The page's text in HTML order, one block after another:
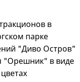
в
парке
"Диво Остров"
"Орешник" в виде